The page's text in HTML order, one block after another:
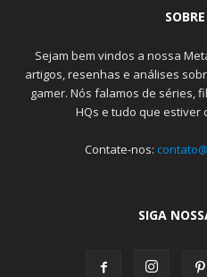
Sejam bem vindos a nossa
artigos, resenhas e análises
gamer. Nós falamos de séries,
HQs e tudo que estiver
Contate-nos:
SIGA